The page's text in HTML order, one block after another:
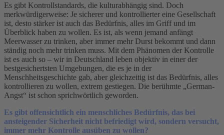
Es gibt Kontrollstandards, die kulturabhängig sind. Doch
merkwürdigerweise: Je sicherer und kontrollierter eine Gesellschaft
ist, desto stärker ist auch das Bedürfnis, alles im Griff und im
Überblick haben zu wollen. Es ist, als wenn jemand anfängt
Meerwasser zu trinken, aber immer mehr Durst bekommt und dann
ständig noch mehr trinken muss. Mit dem Phänomen der Kontrolle
ist es auch so – wir in Deutschland leben objektiv in einer der
bestgesichertsten Umgebungen, die es je in der
Menschheitsgeschichte gab, aber gleichzeitig ist das Bedürfnis, alles
kontrollieren zu wollen, extrem gestiegen. Die berühmte „German-
Angst“ ist schon sprichwörtlich geworden.
Es gibt offensichtlich ein menschliches Bedürfnis, das bei
ansteigender Sicherheit nicht befriedigt wird, sondern versucht,
immer mehr Kontrolle ausüben zu wollen?